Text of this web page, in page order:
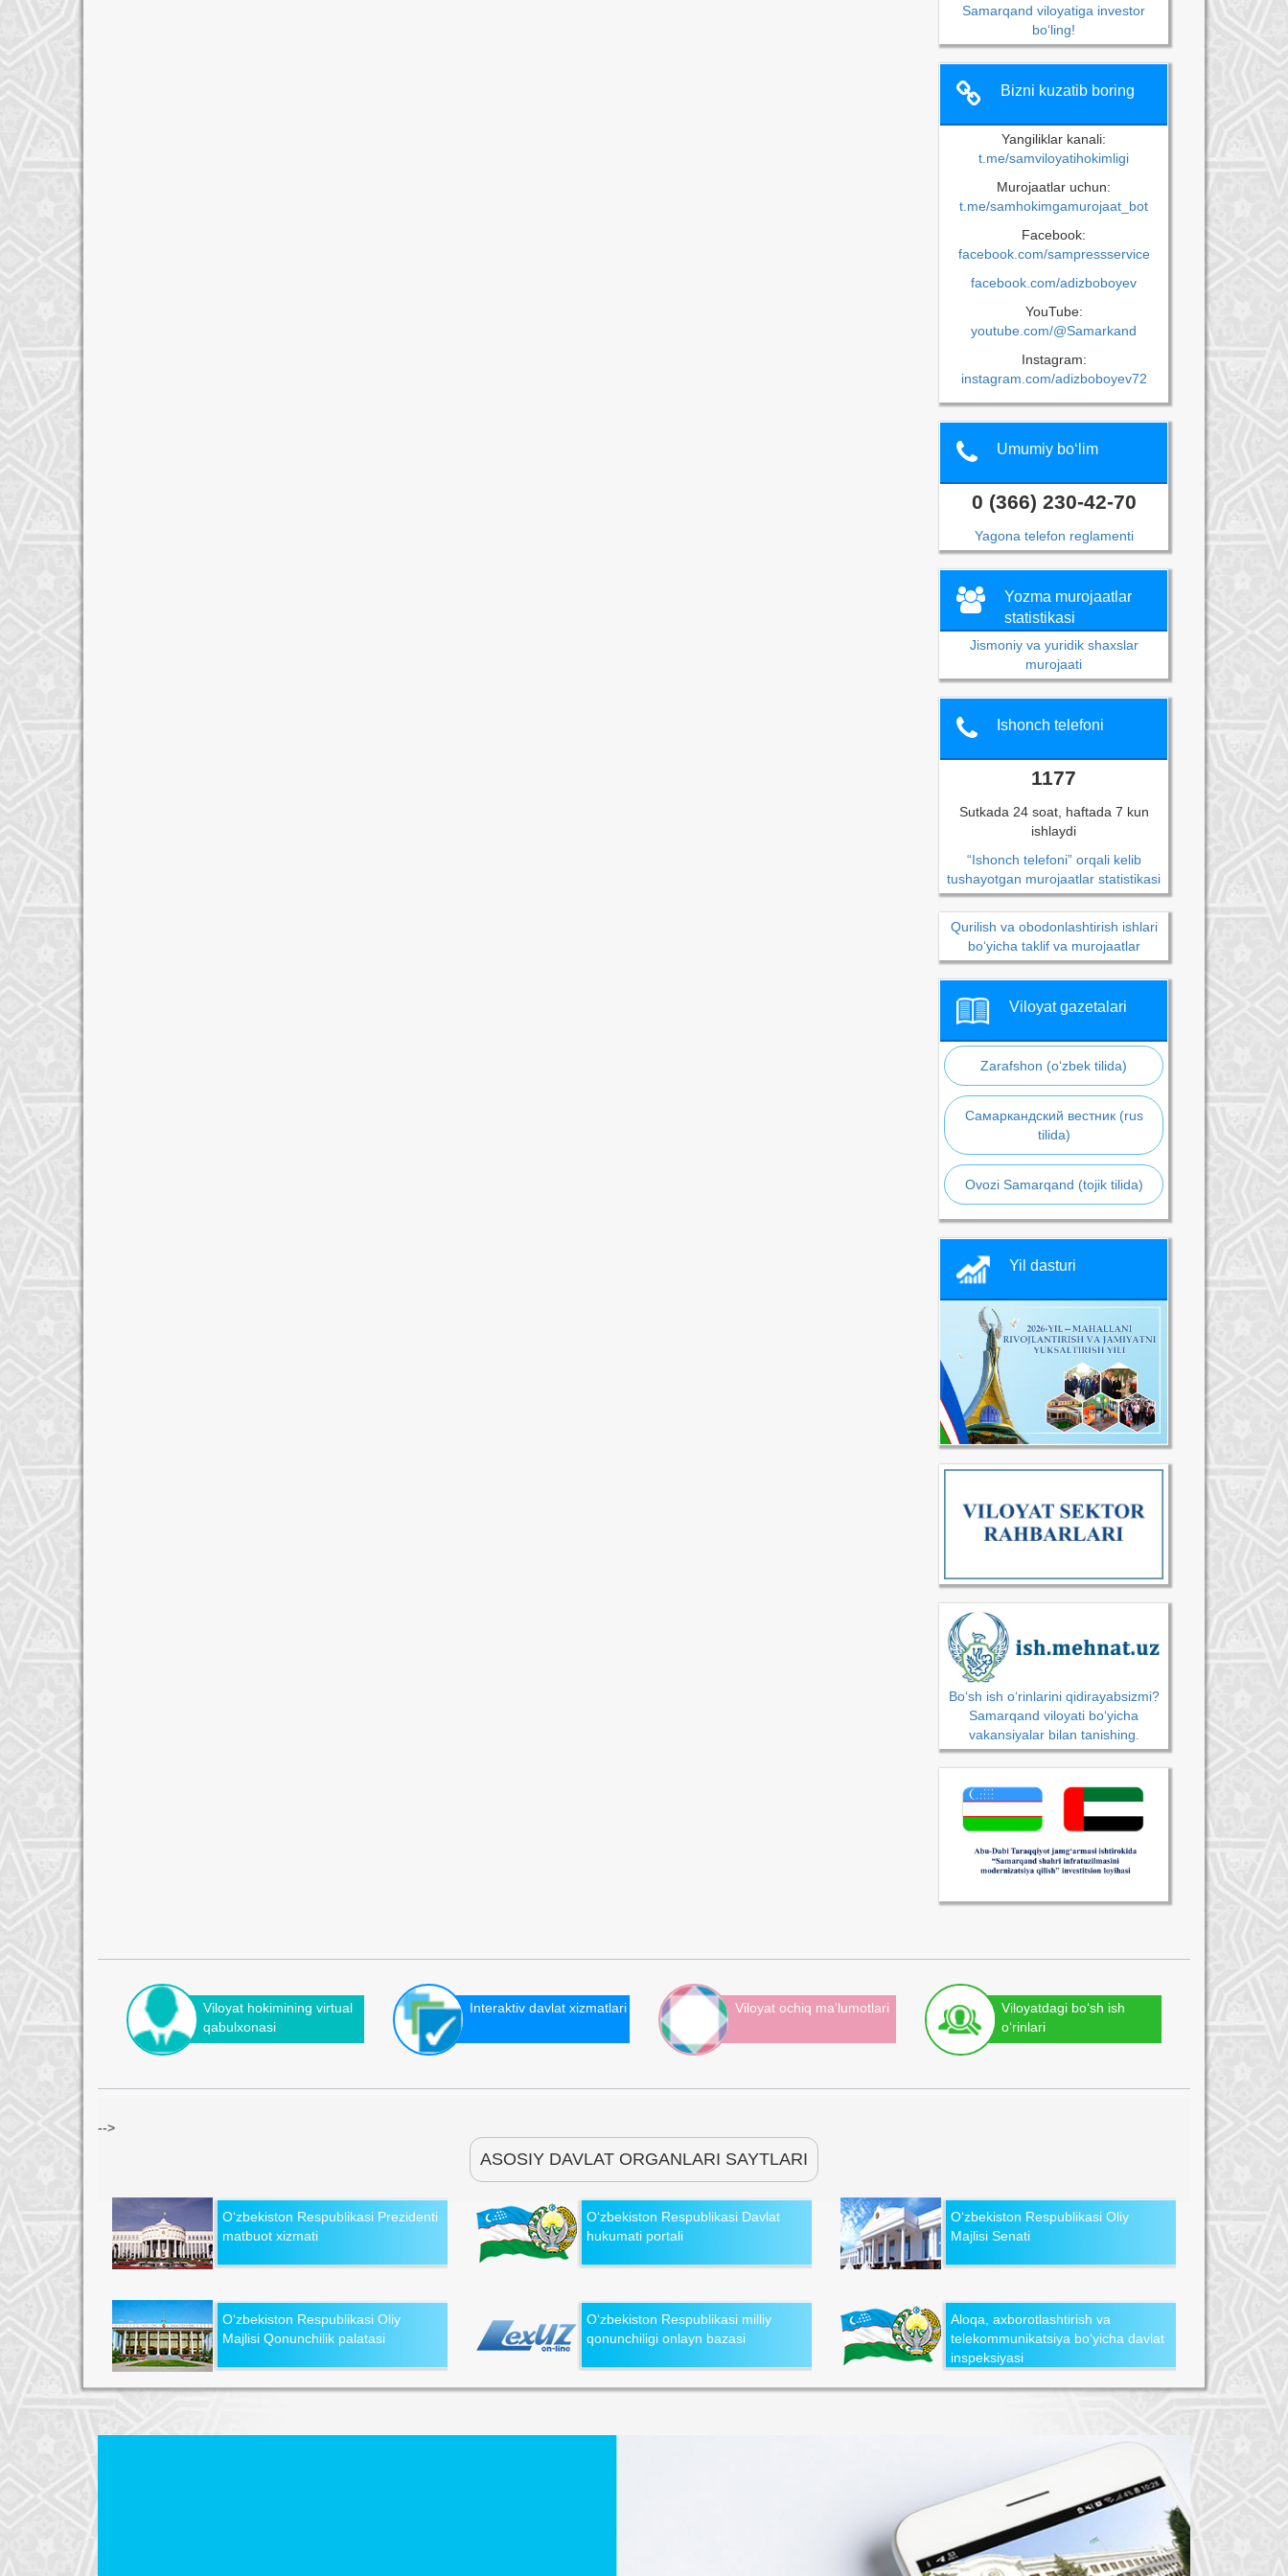
Samarqand viloyatiga investor
bo‘ling!
Bizni kuzatib boring
Yangiliklar kanali:
t.me/samviloyatihokimligi
Murojaatlar uchun:
t.me/samhokimgamurojaat_bot
Facebook:
facebook.com/sampressservice
facebook.com/adizboboyev
YouTube:
youtube.com/@Samarkand
Instagram:
instagram.com/adizboboyev72
Umumiy bo‘lim
0 (366) 230-42-70
Yagona telefon reglamenti
Yozma murojaatlar
statistikasi
Jismoniy va yuridik shaxslar
murojaati
Ishonch telefoni
1177
Sutkada 24 soat, haftada 7 kun
ishlaydi
“Ishonch telefoni” orqali kelib
tushayotgan murojaatlar statistikasi
Qurilish va obodonlashtirish ishlari
bo‘yicha taklif va murojaatlar
Viloyat gazetalari
Zarafshon (o‘zbek tilida)
Самаркандский вестник (rus
tilida)
Ovozi Samarqand (tojik tilida)
Yil dasturi
Bo‘sh ish o‘rinlarini qidirayabsizmi?
Samarqand viloyati bo‘yicha
vakansiyalar bilan tanishing.
Viloyat hokimining virtual
qabulxonasi
Interaktiv davlat xizmatlari Viloyat ochiq ma'lumotlari
Viloyatdagi bo‘sh ish
o‘rinlari
-->
ASOSIY DAVLAT ORGANLARI SAYTLARI
O‘zbekiston Respublikasi Prezidenti
matbuot xizmati
O‘zbekiston Respublikasi Davlat
hukumati portali
O‘zbekiston Respublikasi Oliy
Majlisi Senati
O‘zbekiston Respublikasi Oliy
Majlisi Qonunchilik palatasi
O‘zbekiston Respublikasi milliy
qonunchiligi onlayn bazasi
Aloqa, axborotlashtirish va
telekommunikatsiya bo‘yicha davlat
inspeksiyasi